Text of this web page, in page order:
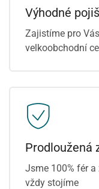
Výhodné
Zajistíme pro
velkoobchodní
Prodloužená
Jsme 100% fér
vždy stojíme